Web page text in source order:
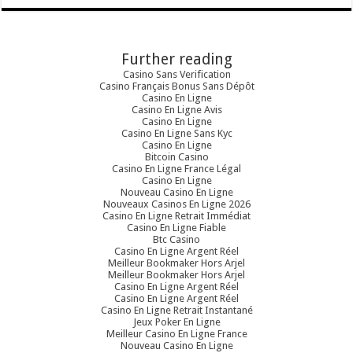
Further reading
Casino Sans Verification
Casino Français Bonus Sans Dépôt
Casino En Ligne
Casino En Ligne Avis
Casino En Ligne
Casino En Ligne Sans Kyc
Casino En Ligne
Bitcoin Casino
Casino En Ligne France Légal
Casino En Ligne
Nouveau Casino En Ligne
Nouveaux Casinos En Ligne 2026
Casino En Ligne Retrait Immédiat
Casino En Ligne Fiable
Btc Casino
Casino En Ligne Argent Réel
Meilleur Bookmaker Hors Arjel
Meilleur Bookmaker Hors Arjel
Casino En Ligne Argent Réel
Casino En Ligne Argent Réel
Casino En Ligne Retrait Instantané
Jeux Poker En Ligne
Meilleur Casino En Ligne France
Nouveau Casino En Ligne